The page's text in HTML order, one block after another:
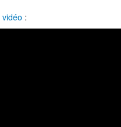
vidéo :